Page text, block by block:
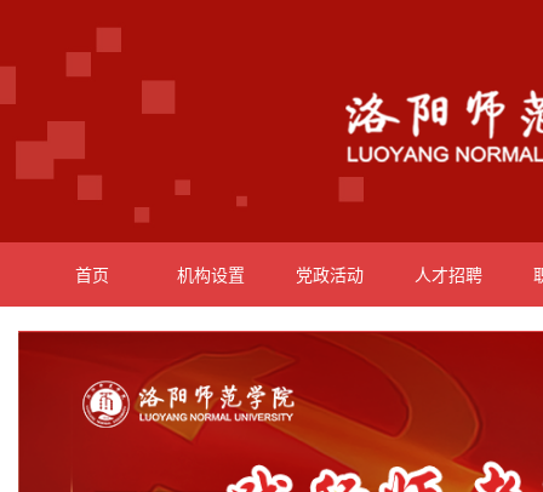
首页 机构设置 党政活动 人才招聘